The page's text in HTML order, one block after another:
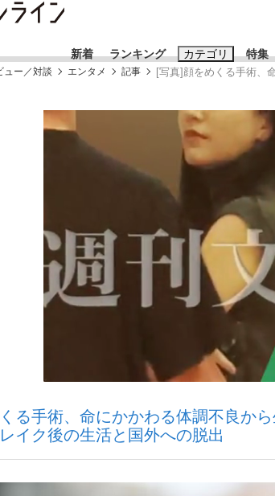
新着 ランキング カテゴリ
は失敗する。でも…」本田圭佑が初めて明かした日
特集
から81年
おすすめのキーワードタ
#三山凌輝 #高
#亀和田武
ュー／対談 エンタメ 記事 [写真]顔をめくる手術、
る手術、命にかかわる体調不良か
イク後の生活と国外への脱出